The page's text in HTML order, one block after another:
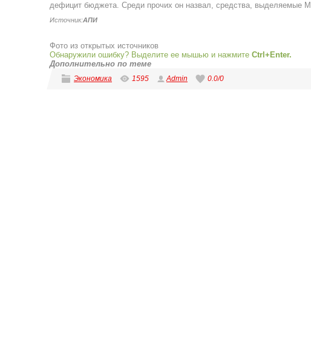
дефицит бюджета. Среди прочих он назвал, средства, выделяемые
Источник:АПИ
Фото из открытых источников
Обнаружили ошибку? Выделите ее мышью и нажмите Ctrl+Enter.
Дополнительно по теме
Экономика 1595 Admin 0.0/0